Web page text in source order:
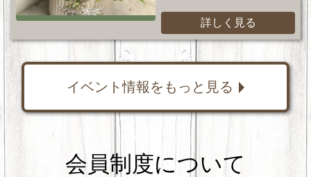
詳しく見る
イベント情報をもっと見る
会員制度について